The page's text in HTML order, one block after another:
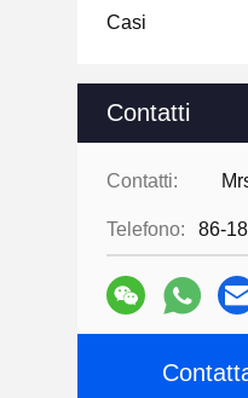
Casi
Contatti
Contatti:
Telefono: 86-